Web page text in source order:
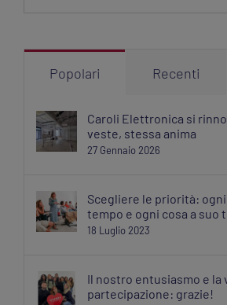
Popolari Recenti
Caroli Elettronica si
veste, stessa anima
27 Gennaio 2026
Scegliere le priorità: ogni
tempo e ogni cosa a suo
18 Luglio 2023
Il nostro entusiasmo e la
partecipazione: grazie!